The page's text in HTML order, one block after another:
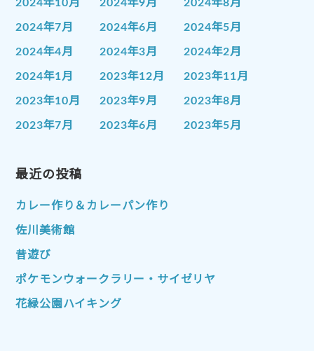
2024年10月 2024年9月 2024年8月
2024年7月 2024年6月 2024年5月
2024年4月 2024年3月 2024年2月
2024年1月 2023年12月 2023年11月
2023年10月 2023年9月 2023年8月
2023年7月 2023年6月 2023年5月
2023年1月
2022年10月 2022年9月
2022年7月
2022年4月
2022年1月 2021年12月 2021年11月
2021年10月 2021年9月
最近の投稿
カレー作り＆カレーパン作り
佐川美術館
昔遊び
ポケモンウォークラリー・サイゼリヤ
花緑公園ハイキング